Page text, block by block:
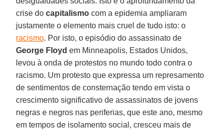
crise docapitalismo com a epidemia ampliaram
justamente o elemento mais cruel de tudo isto: o
racismo. Por isto, o episódio do assassinato de
George Floyd em Minneapolis, Estados Unidos,
levou à onda de protestos no mundo todo contra o
racismo. Um protesto que expressa um represamento
de sentimentos de consternação tendo em vista o
crescimento significativo de assassinatos de jovens
negras e negros nas periferias, que este ano, mesmo
em tempos de isolamento social, cresceu mais de